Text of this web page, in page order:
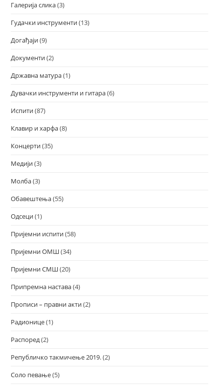
Галерија слика(3)
Гудачки инструменти(13)
Догађаји(9)
Документи(2)
Државна матура(1)
Дувачки инструменти и гитара(6)
Испити(87)
Клавир и харфа(8)
Концерти(35)
Медији(3)
Молба(3)
Обавештења(55)
Одсеци(1)
Пријемни испити(58)
Пријемни ОМШ(34)
Пријемни СМШ(20)
Припремна настава(4)
Прописи – правни акти(2)
Радионице(1)
Распоред(2)
Републичко такмичење 2019.(2)
Соло певање(5)